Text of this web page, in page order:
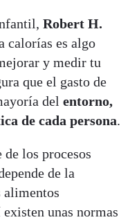
Robert H.
calorías es algo
y medir tu
que el gasto de
del entorno,
de cada persona.
los procesos
de la
alimentos
unas normas